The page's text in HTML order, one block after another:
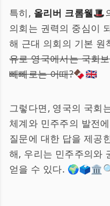
특히, 올리버 크롬웰🎩
의회는 권력의 중심이
해 근대 의회의 기본
유로 영국에서는 국회
빼빼로는 어때?🍫🇬🇧
그렇다면, 영국의 국회
체계와 민주주의 발전
질문에 대한 답을 제공
해, 우리는 민주주의와
얻을 수 있다.